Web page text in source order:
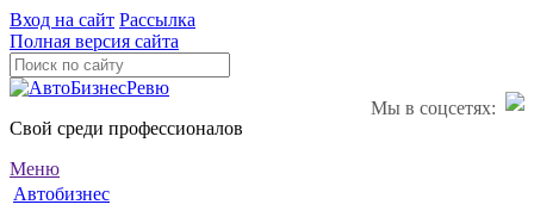
Вход на сайт Рассылка
Полная версия сайта
Мы в соцсетях:
Свой среди профессионалов
Меню
Автобизнес